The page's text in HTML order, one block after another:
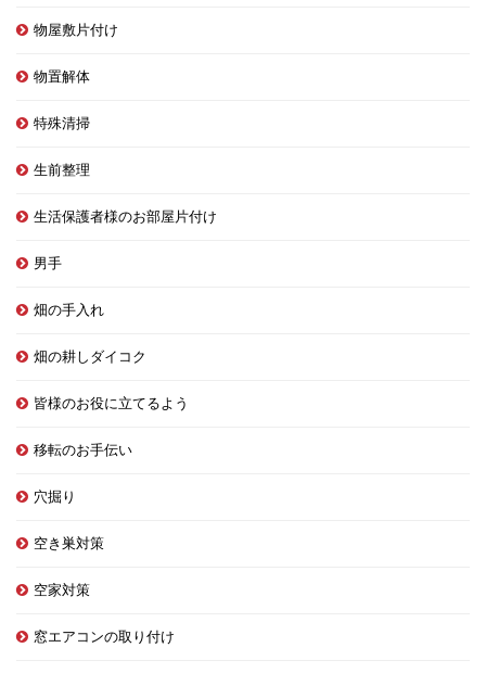
物屋敷片付け
物置解体
特殊清掃
生前整理
生活保護者様のお部屋片付け
男手
畑の手入れ
畑の耕しダイコク
皆様のお役に立てるよう
移転のお手伝い
穴掘り
空き巣対策
空家対策
窓エアコンの取り付け